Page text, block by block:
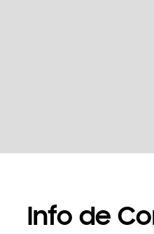
Info de